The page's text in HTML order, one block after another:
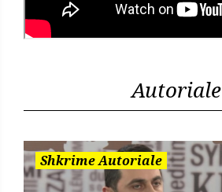
Autoriale
Shkrime Autoriale